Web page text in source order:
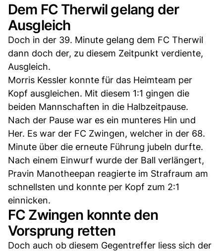
Dem FC Therwil gelang der
Ausgleich
Doch in der 39. Minute gelang dem FC Therwil
dann doch der, zu diesem Zeitpunkt verdiente,
Ausgleich.
Morris Kessler konnte für das Heimteam per
Kopf ausgleichen. Mit diesem 1:1 gingen die
beiden Mannschaften in die Halbzeitpause.
Nach der Pause war es ein munteres Hin und
Her. Es war der FC Zwingen, welcher in der 68.
Minute über die erneute Führung jubeln durfte.
Nach einem Einwurf wurde der Ball verlängert,
Pravin Manotheepan reagierte im Strafraum am
schnellsten und konnte per Kopf zum 2:1
einnicken.
FC Zwingen konnte den
Vorsprung retten
Doch auch ob diesem Gegentreffer liess sich der